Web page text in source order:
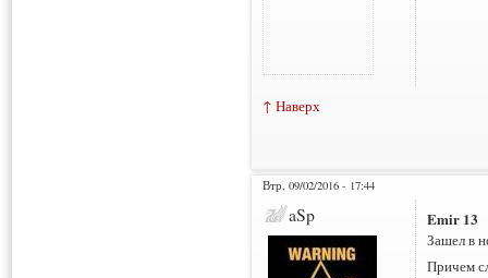
↑ Наверх
Втр, 09/02/2016 - 17:44
aSp Emir 13
Зашел в
Причем